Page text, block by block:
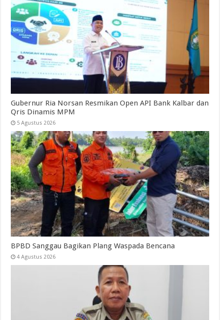
Gubernur Ria Norsan Resmikan Open API Bank Kalbar dan
Qris Dinamis MPM
5 Agustus 2026
BPBD Sanggau Bagikan Plang Waspada Bencana
4 Agustus 2026